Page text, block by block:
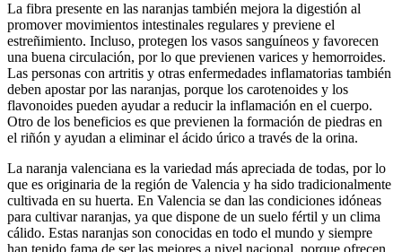
La fibra presente en las naranjas también mejora la digestión al
promover movimientos intestinales regulares y previene el
estreñimiento. Incluso, protegen los vasos sanguíneos y favorecen
una buena circulación, por lo que previenen varices y hemorroides.
Las personas con artritis y otras enfermedades inflamatorias también
deben apostar por las naranjas, porque los carotenoides y los
flavonoides pueden ayudar a reducir la inflamación en el cuerpo.
Otro de los beneficios es que previenen la formación de piedras en
el riñón y ayudan a eliminar el ácido úrico a través de la orina.
La naranja valenciana es la variedad más apreciada de todas, por lo
que es originaria de la región de Valencia y ha sido tradicionalmente
cultivada en su huerta. En Valencia se dan las condiciones idóneas
para cultivar naranjas, ya que dispone de un suelo fértil y un clima
cálido. Estas naranjas son conocidas en todo el mundo y siempre